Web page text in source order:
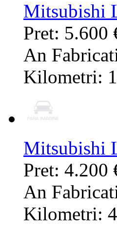
Mitsubishi
Pret: 5.600
An
Kilometri:
Mitsubishi
Pret: 4.200
An
Kilometri: